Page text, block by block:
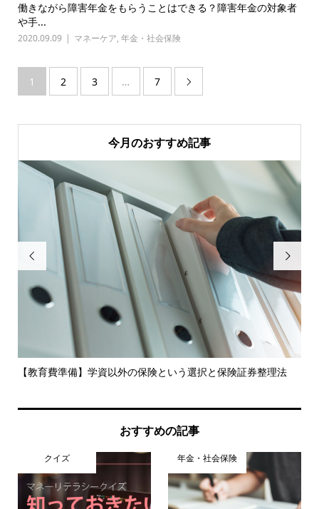
働きながら障害年金をもらうことはできる？障害年金の対象者
や手...
2020.09.09 マネーケア, 年金・社会保険
1 2 3 … 7 
今月のおすすめ記事

【教育費準備】学資以外の保険という選択と保険証券整理法

おすすめの記事
クイズ 年金・社会保険